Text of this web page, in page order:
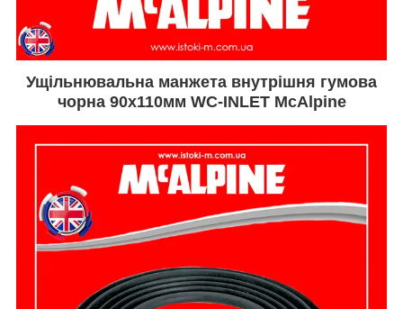
Ущільнювальна манжета внутрішня гумова
чорна 90х110мм WC-INLET McAlpine